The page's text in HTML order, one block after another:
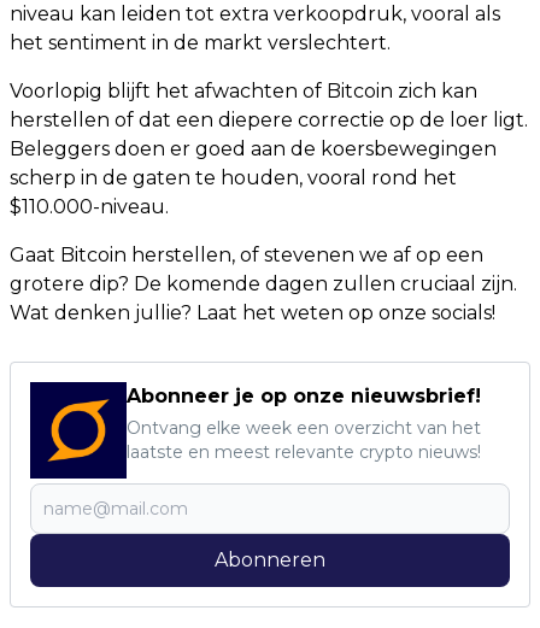
niveau kan leiden tot extra verkoopdruk, vooral als
het sentiment in de markt verslechtert.
Voorlopig blijft het afwachten of Bitcoin zich kan
herstellen of dat een diepere correctie op de loer ligt.
Beleggers doen er goed aan de koersbewegingen
scherp in de gaten te houden, vooral rond het
$110.000-niveau.
Gaat Bitcoin herstellen, of stevenen we af op een
grotere dip? De komende dagen zullen cruciaal zijn.
Wat denken jullie? Laat het weten op onze socials!
Abonneer je op onze nieuwsbrief!
Ontvang elke week een overzicht van het
laatste en meest relevante crypto nieuws!
Abonneren